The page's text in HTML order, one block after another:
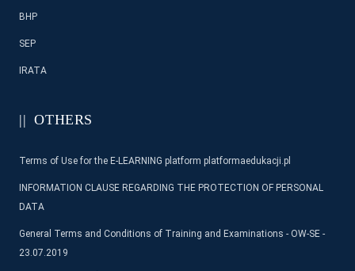
BHP
SEP
IRATA
OTHERS
Terms of Use for the E-LEARNING platform platformaedukacji.pl
INFORMATION CLAUSE REGARDING THE PROTECTION OF PERSONAL
DATA
General Terms and Conditions of Training and Examinations - OW-SE -
23.07.2019